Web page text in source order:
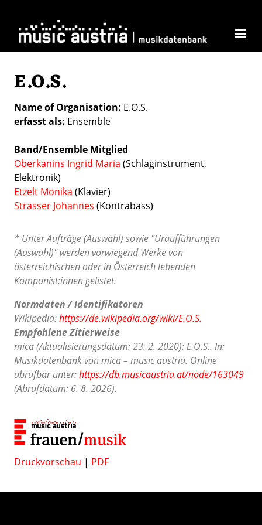
E.O.S.
Name of Organisation E.O.S.
erfasst als Ensemble
Band/Ensemble Mitglied
Oberkanins Ingrid Maria (Schlaginstrument,
Elektronik)
Etzelt Monika (Klavier)
Strasser Johannes (Kontrabass)
* Unter Aufträge (Auswahl) sowie "Uraufführungen
(Auswahl)" werden vorwiegend Werke von
österreichischen oder in Österreich lebenden
Komponist:innen gelistet.
Normdaten / Identifikatoren
Wikipedia:https://de.wikipedia.org/wiki/E.O.S.
Empfohlene Zitierweise
mica (Aktualisierungsdatum: 23. 2. 2020): E.O.S.. In:
Musikdatenbank von mica – music austria. Online
abrufbar unter:https://db.musicaustria.at/node/163049
(Abrufdatum: 6. 8. 2026).
Druckvorschau | PDF